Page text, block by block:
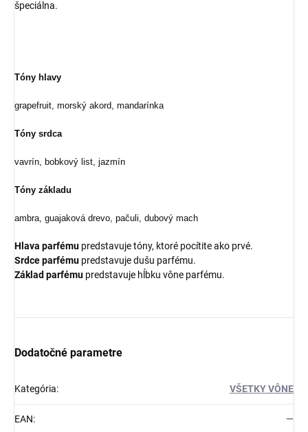
špeciálna.
Tóny hlavy
grapefruit, morský akord, mandarínka
Tóny srdca
vavrín, bobkový list, jazmín
Tóny základu
ambra, guajaková drevo, pačuli, dubový mach
Hlava parfému predstavuje tóny, ktoré pocítite ako prvé.
Srdce parfému predstavuje dušu parfému.
Základ parfému predstavuje hĺbku vône parfému.
Dodatočné parametre
Kategória: VŠETKY VÔNE
EAN: —